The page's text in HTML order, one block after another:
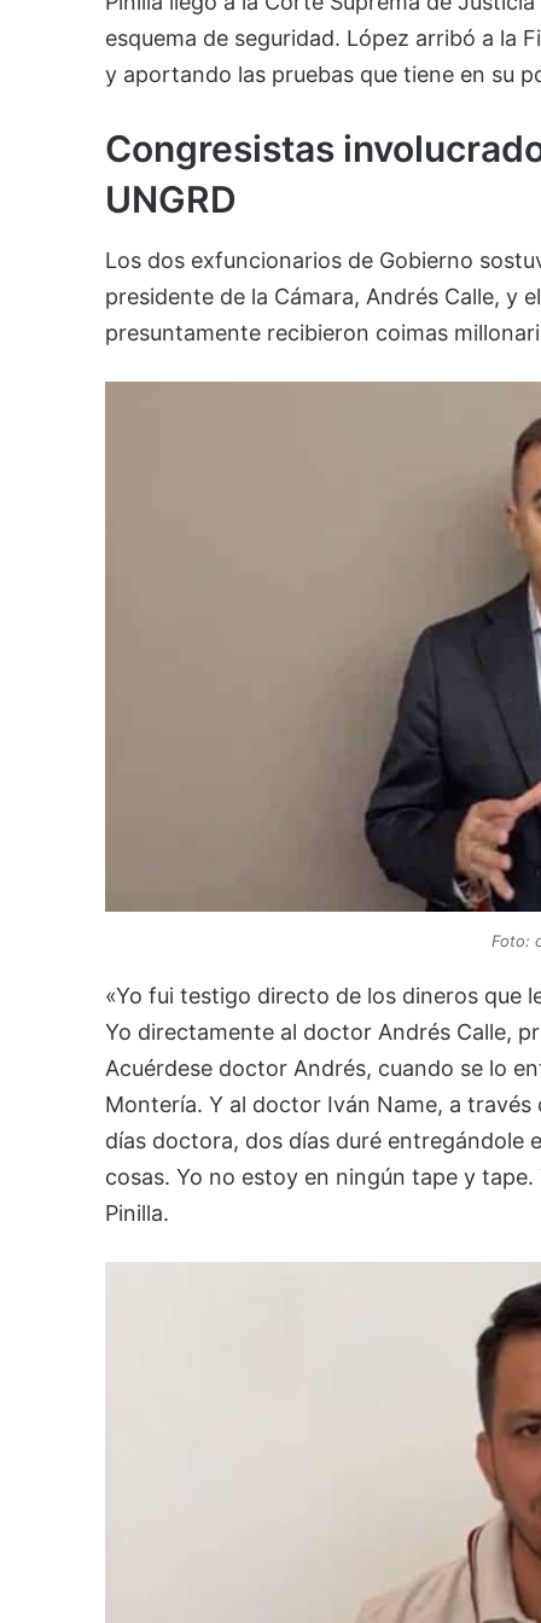
esquema de seguridad. López arribó a la
y aportando las pruebas que tiene en su
Congresistas
UNGRD
Los dos exfuncionarios de Gobierno
presidente de la Cámara, Andrés Calle, y
presuntamente recibieron coimas
Foto:
«Yo fui testigo directo de los dineros que
Yo directamente al doctor Andrés Calle,
Acuérdese doctor Andrés, cuando se lo
Montería. Y al doctor Iván Name, a
días doctora, dos días duré entregándole
cosas. Yo no estoy en ningún tape y
Pinilla.